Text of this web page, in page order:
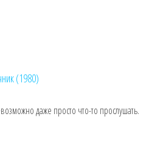
(1980)
даже просто что-то прослушать.